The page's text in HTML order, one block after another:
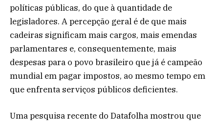
políticas públicas, do que à quantidade de
legisladores. A percepção geral é de que mais
cadeiras significam mais cargos, mais emendas
parlamentares e, consequentemente, mais
despesas para o povo brasileiro que já é campeão
mundial em pagar impostos, ao mesmo tempo em
que enfrenta serviços públicos deficientes.
Uma pesquisa recente do Datafolha mostrou que